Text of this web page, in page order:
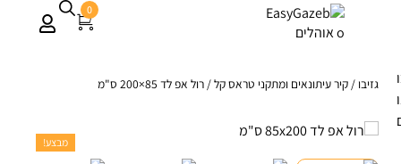
0
גזיבו / קיר עיתונאים ומתקני טראס קל/ רול אפ לד 85×200 ס"מ
מבצע!